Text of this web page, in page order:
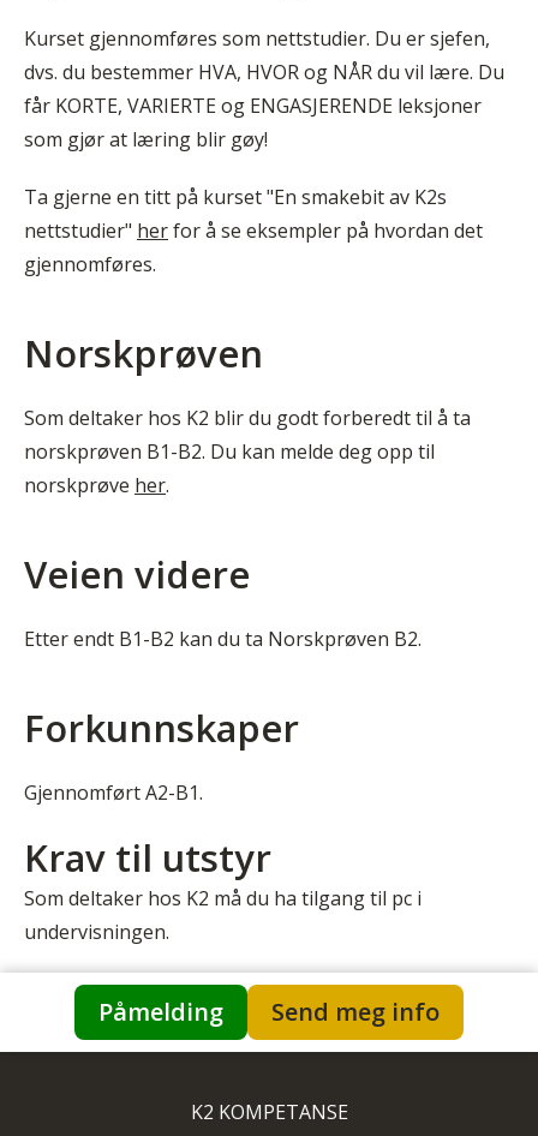
Kurset gjennomføres som nettstudier. Du er sjefen,
dvs. du bestemmer HVA, HVOR og NÅR du vil lære. Du
får KORTE, VARIERTE og ENGASJERENDE leksjoner
som gjør at læring blir gøy!
Ta gjerne en titt på kurset "En smakebit av K2s
nettstudier" herfor å se eksempler på hvordan det
gjennomføres.
Norskprøven
Som deltaker hos K2 blir du godt forberedt til å ta
norskprøven B1-B2. Du kan melde deg opp til
norskprøve her.
Veien videre
Etter endt B1-B2 kan du ta Norskprøven B2.
Forkunnskaper
Gjennomført A2-B1.
Krav til utstyr
Som deltaker hos K2 må du ha tilgang til pc i
undervisningen.
Påmelding Send meg info
K2 KOMPETANSE